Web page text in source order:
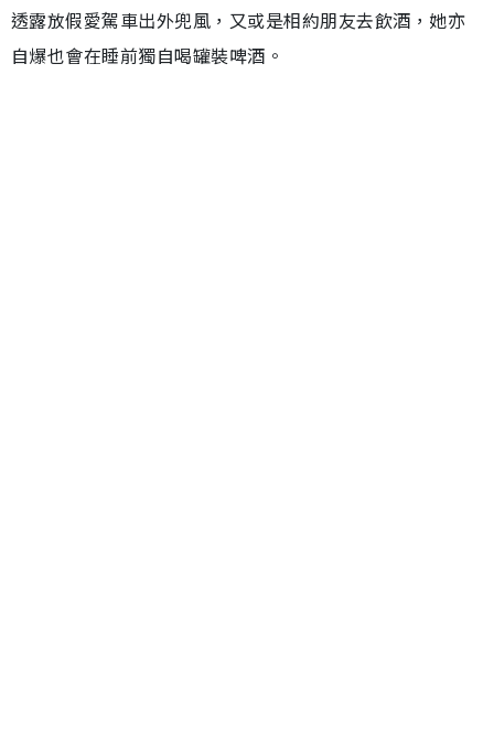
透露放假愛駕車出外兜風，又或是相約朋友去飲酒，她亦
自爆也會在睡前獨自喝罐裝啤酒。